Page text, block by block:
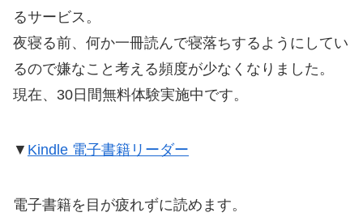
るサービス。
夜寝る前、何か一冊読んで寝落ちするようにしてい
るので嫌なこと考える頻度が少なくなりました。
現在、30日間無料体験実施中です。
▼ Kindle 電子書籍リーダー
電子書籍を目が疲れずに読めます。